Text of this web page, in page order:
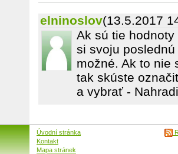
elninoslov(13.5.2017
Ak sú tie
si svoju
možné. Ak to nie
tak skúste
a vybrať -
Úvodní stránka
Kontakt
Mapa stránek